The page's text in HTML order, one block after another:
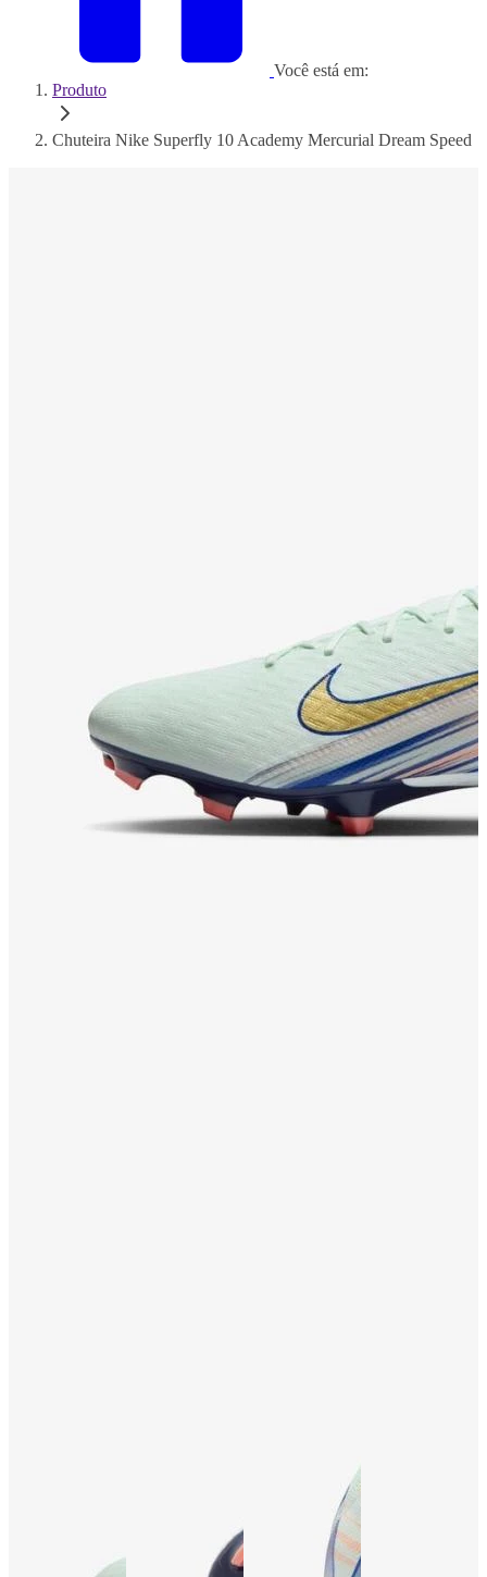
Você está em:
Produto
Chuteira Nike Superfly 10 Academy Mercurial Dream Speed